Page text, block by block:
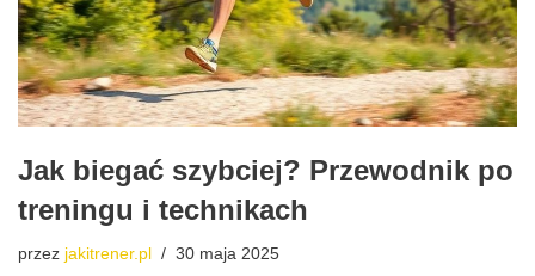
Jak biegać szybciej? Przewodnik po
treningu i technikach
przez jakitrener.pl 30 maja 2025